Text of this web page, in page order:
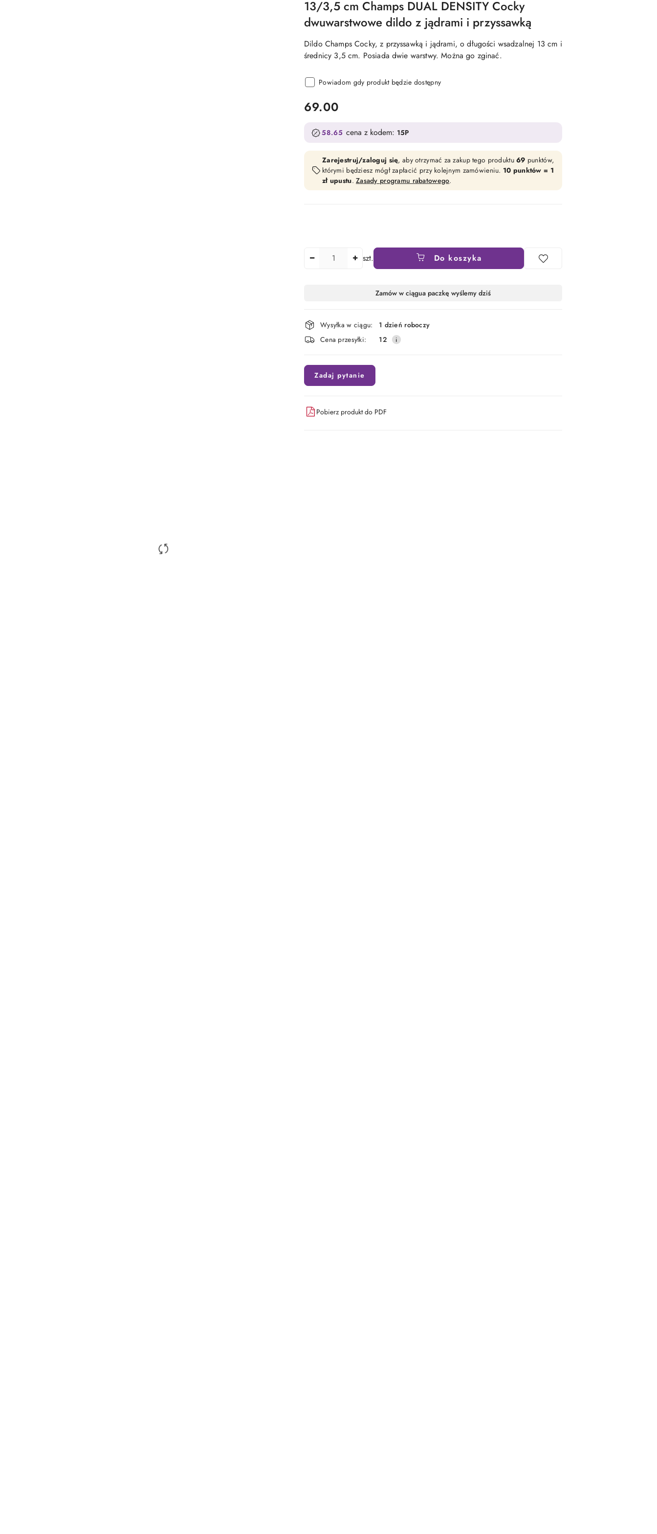
13/3,5 cm Champs DUAL DENSITY Cocky
dwuwarstwowe dildo z jądrami i przyssawką
Dildo Champs Cocky, z przyssawką i jądrami, o długości wsadzalnej 13 cm i
średnicy 3,5 cm. Posiada dwie warstwy. Można go zginać.
Powiadom gdy produkt będzie dostępny
cena:
69.00
58.65 cena z kodem: 15P
Zarejestruj/zaloguj się, aby otrzymać za zakup tego produktu69 punktów,
którymi będziesz mógł zapłacić przy kolejnym zamówieniu. 10 punktów = 1
zł upustu.Zasady programu rabatowego.
szt. Do koszyka
dostawa
Zamów w ciągua paczkę wyślemy dziś
Wysyłka w ciągu:
1 dzień roboczy
Cena przesyłki:
12
Zadaj pytanie
Pobierz produkt do PDF